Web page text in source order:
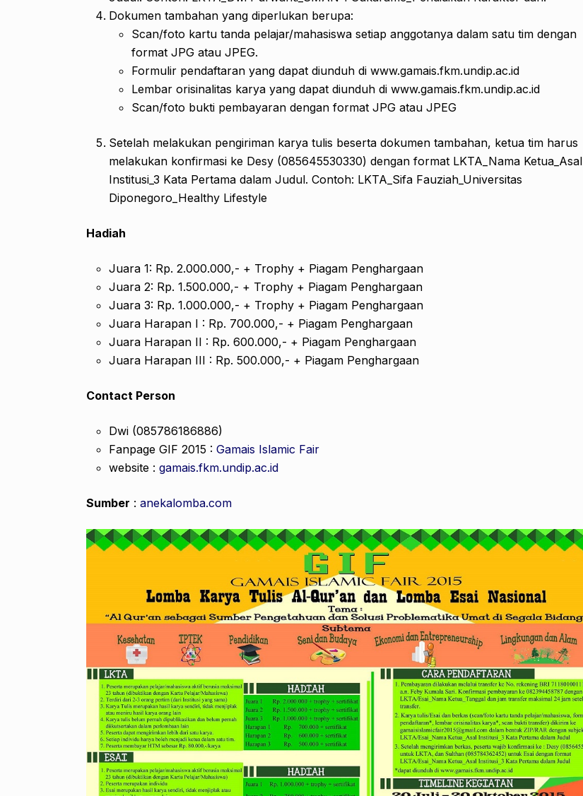
Dokumen tambahan yang diperlukan berupa:
Scan/foto kartu tanda pelajar/mahasiswa setiap anggotanya dalam satu tim dengan
format JPG atau JPEG.
Formulir pendaftaran yang dapat diunduh di www.gamais.fkm.undip.ac.id
Lembar orisinalitas karya yang dapat diunduh di www.gamais.fkm.undip.ac.id
Scan/foto bukti pembayaran dengan format JPG atau JPEG
Setelah melakukan pengiriman karya tulis beserta dokumen tambahan, ketua tim harus
melakukan konfirmasi ke Desy (085645530330) dengan format LKTA_Nama Ketua_Asal
Institusi_3 Kata Pertama dalam Judul. Contoh: LKTA_Sifa Fauziah_Universitas
Diponegoro_Healthy Lifestyle
Hadiah
Juara 1: Rp. 2.000.000,- + Trophy + Piagam Penghargaan
Juara 2: Rp. 1.500.000,- + Trophy + Piagam Penghargaan
Juara 3: Rp. 1.000.000,- + Trophy + Piagam Penghargaan
Juara Harapan I : Rp. 700.000,- + Piagam Penghargaan
Juara Harapan II : Rp. 600.000,- + Piagam Penghargaan
Juara Harapan III : Rp. 500.000,- + Piagam Penghargaan
Contact Person
Dwi (085786186886)
Fanpage GIF 2015 : Gamais Islamic Fair
website : gamais.fkm.undip.ac.id
Sumber : anekalomba.com